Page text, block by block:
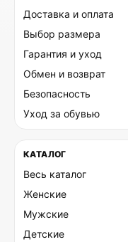
Доставка и оплата
Выбор размера
Гарантия и уход
Обмен и возврат
Безопасность
Уход за обувью
КАТАЛОГ
Весь каталог
Женские
Мужские
Детские